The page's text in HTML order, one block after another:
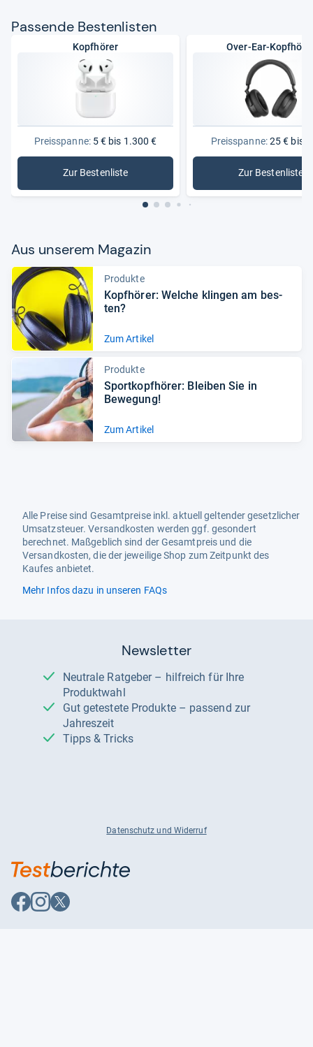
Pas­sende Bes­ten­lis­ten
Kopfhörer
Preisspanne:5 € bis 1.300 €
Zur Bestenliste
: Kopfhörer
Over-Ear-
Preisspanne:25 € bis
Zur Bestenliste
: Over-
Aus unse­rem Maga­zin
Produkte
Kopf­hö­rer: Wel­che klin­gen am bes­
ten?
Zum Artikel
Produkte
Sport­kopf­hö­rer: Blei­ben Sie in
Bewe­gung!
Zum Artikel
Alle Preise sind Gesamtpreise inkl. aktuell geltender gesetzlicher
Umsatzsteuer. Versandkosten werden ggf. gesondert
berechnet. Maßgeblich sind der Gesamtpreis und die
Versandkosten, die der jeweilige Shop zum Zeitpunkt des
Kaufes anbietet.
Mehr Infos dazu in unseren FAQs
Newsletter
Neutrale Ratgeber – hilfreich für Ihre
Produktwahl
Gut getestete Produkte – passend zur
Jahreszeit
Tipps & Tricks
Datenschutz und Widerruf
Auf
Facebook
Auf
Instagram
Auf
X